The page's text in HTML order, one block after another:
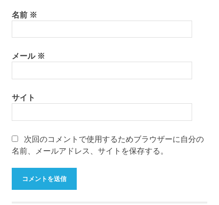
名前 ※
メール ※
サイト
次回のコメントで使用するためブラウザーに自分の
名前、メールアドレス、サイトを保存する。